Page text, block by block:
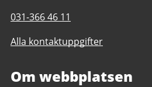
till
Näsetskolan
F-
Telefonnummer
Näsetskolan
6
031-366 46 11
Alla kontaktuppgifter
Om webbplatsen